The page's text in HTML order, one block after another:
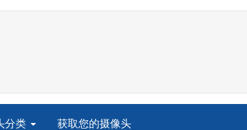
分类 获取您的摄像头